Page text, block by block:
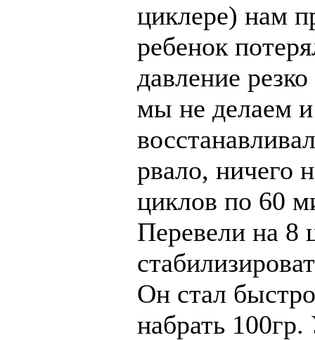
циклере) нам
ребенок
давление
мы не делаем и
рвало, ничего
циклов по 60
Перевели на 8
Он стал
набрать